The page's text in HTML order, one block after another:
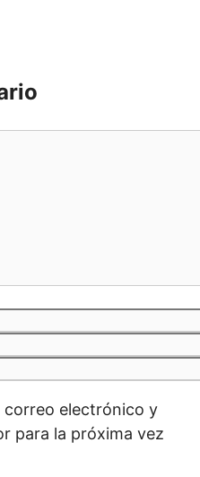
correo electrónico y
para la próxima vez